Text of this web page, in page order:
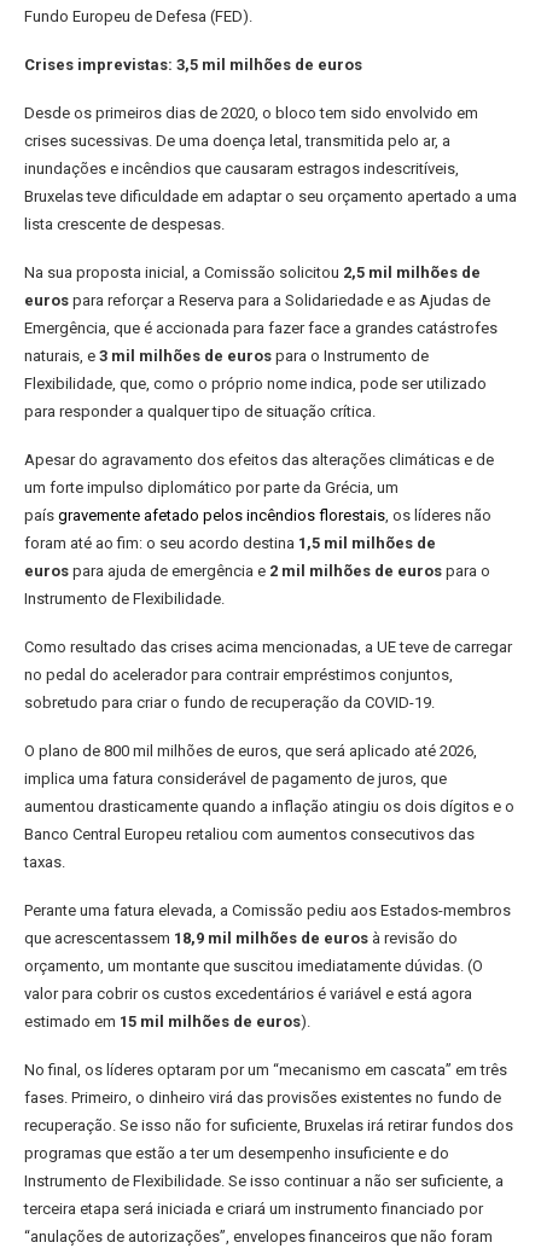
Fundo Europeu de Defesa (FED).
Crises imprevistas: 3,5 mil milhões de euros
Desde os primeiros dias de 2020, o bloco tem sido envolvido em
crises sucessivas. De uma doença letal, transmitida pelo ar, a
inundações e incêndios que causaram estragos indescritíveis,
Bruxelas teve dificuldade em adaptar o seu orçamento apertado a uma
lista crescente de despesas.
Na sua proposta inicial, a Comissão solicitou 2,5 mil milhões de
euros para reforçar a Reserva para a Solidariedade e as Ajudas de
Emergência, que é accionada para fazer face a grandes catástrofes
naturais, e 3 mil milhões de euros para o Instrumento de
Flexibilidade, que, como o próprio nome indica, pode ser utilizado
para responder a qualquer tipo de situação crítica.
Apesar do agravamento dos efeitos das alterações climáticas e de
um forte impulso diplomático por parte da Grécia, um
país gravemente afetado pelos incêndios florestais, os líderes não
foram até ao fim: o seu acordo destina 1,5 mil milhões de
euros para ajuda de emergência e 2 mil milhões de euros para o
Instrumento de Flexibilidade.
Como resultado das crises acima mencionadas, a UE teve de carregar
no pedal do acelerador para contrair empréstimos conjuntos,
sobretudo para criar o fundo de recuperação da COVID-19.
O plano de 800 mil milhões de euros, que será aplicado até 2026,
implica uma fatura considerável de pagamento de juros, que
aumentou drasticamente quando a inflação atingiu os dois dígitos e o
Banco Central Europeu retaliou com aumentos consecutivos das
taxas.
Perante uma fatura elevada, a Comissão pediu aos Estados-membros
que acrescentassem 18,9 mil milhões de euros à revisão do
orçamento, um montante que suscitou imediatamente dúvidas. (O
valor para cobrir os custos excedentários é variável e está agora
estimado em 15 mil milhões de euros).
No final, os líderes optaram por um “mecanismo em cascata” em três
fases. Primeiro, o dinheiro virá das provisões existentes no fundo de
recuperação. Se isso não for suficiente, Bruxelas irá retirar fundos dos
programas que estão a ter um desempenho insuficiente e do
Instrumento de Flexibilidade. Se isso continuar a não ser suficiente, a
terceira etapa será iniciada e criará um instrumento financiado por
“anulações de autorizações”, envelopes financeiros que não foram